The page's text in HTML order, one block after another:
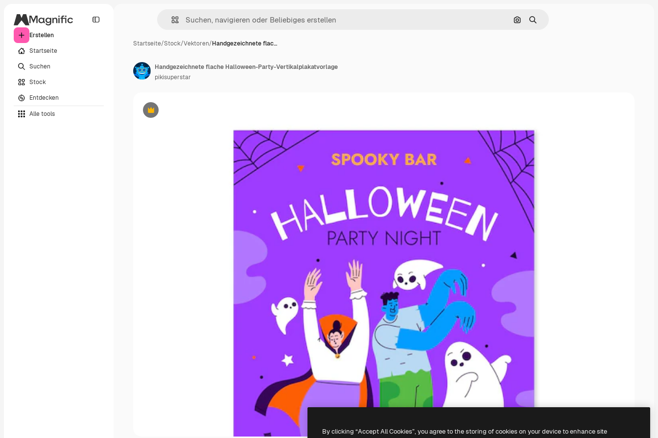
Erstellen
Startseite
Suchen
Stock
Entdecken
Alle tools
Nach Bild suchen
Suchen
Startseite/Stock/Vektoren/Handgezeichnete flac…
Premium
Handgezeichnete flache Halloween-Party-Vertikalplakatvorlage
pikisuperstar
By clicking “Accept All Cookies”, you agree to the storing of cookies on your device to enhance site